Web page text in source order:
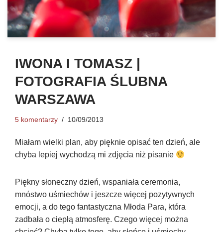
IWONA I TOMASZ |
FOTOGRAFIA ŚLUBNA
WARSZAWA
5 komentarzy 10/09/2013
Miałam wielki plan, aby pięknie opisać ten dzień, ale
chyba lepiej wychodzą mi zdjęcia niż pisanie
Piękny słoneczny dzień, wspaniała ceremonia,
mnóstwo uśmiechów i jeszcze więcej pozytywnych
emocji, a do tego fantastyczna Młoda Para, która
zadbała o ciepłą atmosferę. Czego więcej można